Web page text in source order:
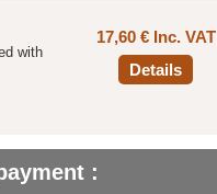
with
17,60 € Inc. VAT
Details
: